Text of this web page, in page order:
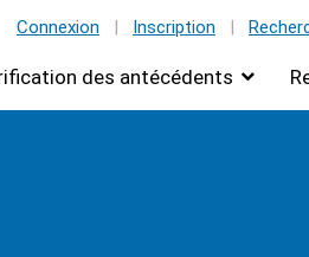
des antécédents
Connexion | Inscription |